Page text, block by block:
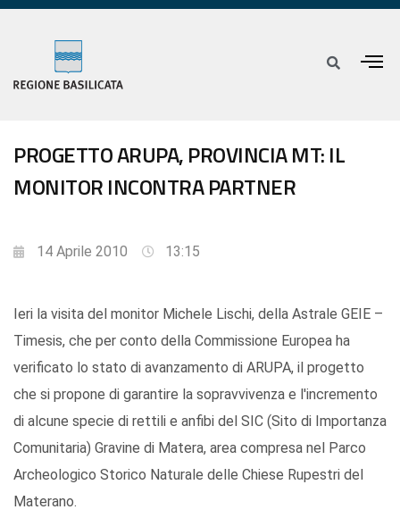
PROGETTO ARUPA, PROVINCIA MT: IL
MONITOR INCONTRA PARTNER
14 Aprile 2010 13:15
Ieri la visita del monitor Michele Lischi, della Astrale GEIE –
Timesis, che per conto della Commissione Europea ha
verificato lo stato di avanzamento di ARUPA, il progetto
che si propone di garantire la sopravvivenza e l'incremento
di alcune specie di rettili e anfibi del SIC (Sito di Importanza
Comunitaria) Gravine di Matera, area compresa nel Parco
Archeologico Storico Naturale delle Chiese Rupestri del
Materano.